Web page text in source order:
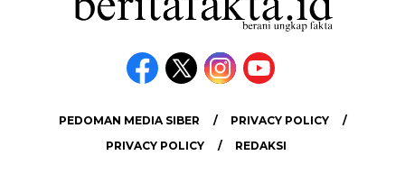
PEDOMAN MEDIA SIBER
PRIVACY POLICY
PRIVACY POLICY
REDAKSI